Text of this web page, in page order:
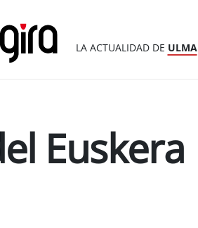
LA ACTUALIDAD DE ULMA
Euskera